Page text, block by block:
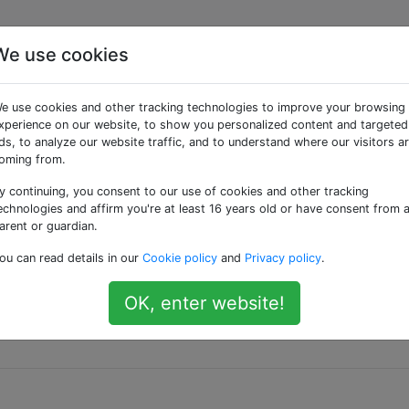
dal controller
HTMLin un controller AngularJS e mostrare questo
un BLOB JSON incoerente in un elenco nidificato di
viene creato nel controller e ora sto cercando di
ma non posso renderlo nella vista senza che stampi
use cookies
use cookies and other tracking technologies to improve your browsing
on our website, to show you personalized content and targeted
to analyze our website traffic, and to understand where our visitors
from.
continuing, you consent to our use of cookies and other tracking
and affirm you're at least 16 years old or have consent from a
or guardian.
can read details in our Cookie policy and Privacy policy.
OK, enter website!